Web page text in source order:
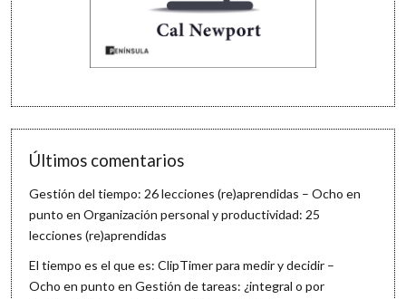
Últimos comentarios
Gestión del tiempo: 26 lecciones (re)aprendidas – Ocho en
punto enOrganización personal y productividad: 25
lecciones (re)aprendidas
El tiempo es el que es: ClipTimer para medir y decidir –
Ocho en punto enGestión de tareas: ¿integral o por